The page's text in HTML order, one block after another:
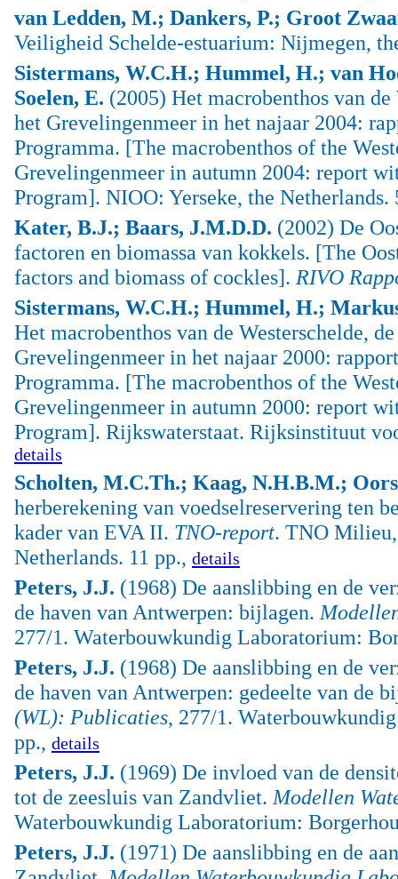
van Ledden, M.; Dankers, P.; Groot
Veiligheid Schelde-estuarium: Nijmegen,
Sistermans, W.C.H.; Hummel, H.; van
Soelen, E. (2005) Het macrobenthos van
het Grevelingenmeer in het najaar 2004:
Programma. [The macrobenthos of the
Grevelingenmeer in autumn 2004: report
Program]. NIOO: Yerseke, the
Kater, B.J.; Baars, J.M.D.D. (2002) De
factoren en biomassa van kokkels. [The
factors and biomass of cockles]. RIVO
Sistermans, W.C.H.; Hummel, H.;
Het macrobenthos van de Westerschelde,
Grevelingenmeer in het najaar 2000:
Programma. [The macrobenthos of the
Grevelingenmeer in autumn 2000: report
Program]. Rijkswaterstaat. Rijksinstituut
details
Scholten, M.C.Th.; Kaag, N.H.B.M.;
herberekening van voedselreservering ten
kader van EVA II. TNO-report. TNO Milieu,
Netherlands. 11 pp., details
Peters, J.J. (1968) De aanslibbing en de
de haven van Antwerpen: bijlagen.
277/1. Waterbouwkundig Laboratorium:
Peters, J.J. (1968) De aanslibbing en de
de haven van Antwerpen: gedeelte van de
(WL): Publicaties, 277/1.
pp., details
Peters, J.J. (1969) De invloed van de
tot de zeesluis van Zandvliet. Modellen
Waterbouwkundig Laboratorium:
Peters, J.J. (1971) De aanslibbing en de